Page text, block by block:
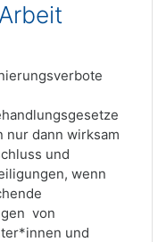
nur dann wirksam
und
wenn
von
und